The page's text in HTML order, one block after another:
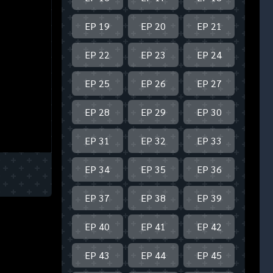
EP 19 EP 20 EP 21
EP 22 EP 23 EP 24
EP 25 EP 26 EP 27
EP 28 EP 29 EP 30
EP 31 EP 32 EP 33
EP 34 EP 35 EP 36
EP 37 EP 38 EP 39
EP 40 EP 41 EP 42
EP 43 EP 44 EP 45